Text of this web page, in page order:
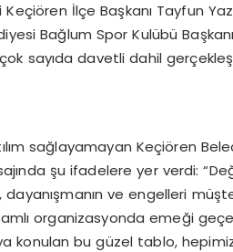
İlçe Başkanı Tayfun
Bağlum Spor Kulübü
sayıda davetli dahil
sağlayamayan Keçiören
şu ifadelere yer verdi:
dayanışmanın ve engelleri
organizasyonda emeği
konulan bu güzel tablo,